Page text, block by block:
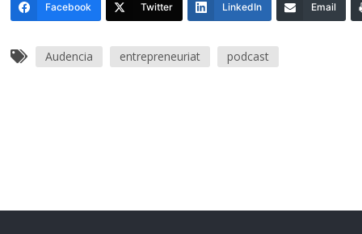
Facebook Twitter LinkedIn Email
Audencia entrepreneuriat podcast